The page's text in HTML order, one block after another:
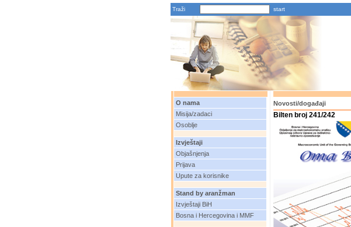
Traži
O nama
Misija/zadaci
Osoblje
Izvještaji
Objašnjenja
Prijava
Upute za korisnike
Stand by aranžman
Izvještaji BiH
Bosna i Hercegovina i MMF
Novosti/događaji
Bilten broj 241/242